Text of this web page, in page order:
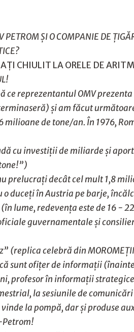
ŞI O COMPANIE DE
CHIULIT LA ORELE DE
reprezentantul OMV
şi am făcut
de tone/an. În 1976,
cu investiţii de miliarde şi
prelucraţi decât cel mult 1,8
o duceţi în Austria pe barje,
lume, redevenţa este de 16 -
guvernamentale şi
(replica celebră din
sunt ofiţer de informaţii
profesor în informaţii
la sesiunile de
la pompă, dar şi produse
Petrom!